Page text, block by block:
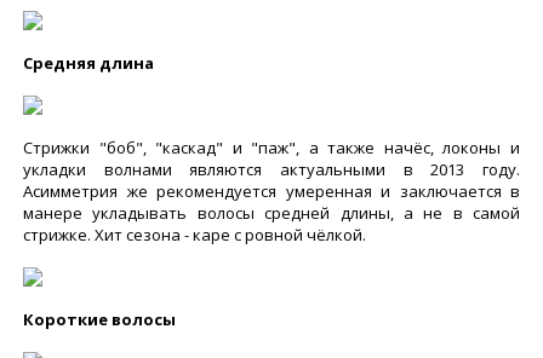
Средняя длина
Стрижки "боб", "каскад" и "паж", а также начёс, локоны и
укладки волнами являются актуальными в 2013 году.
Асимметрия же рекомендуется умеренная и заключается в
манере укладывать волосы средней длины, а не в самой
стрижке. Хит сезона - каре с ровной чёлкой.
Короткие волосы